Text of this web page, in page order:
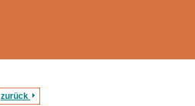
zurück